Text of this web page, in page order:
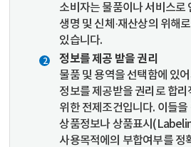
소비자는 물품이나 서비스로
생명 및 신체·재산상의 위해
있습니다.
정보를 제공 받을 권리
물품 및 용역을 선택함에 있
정보를 제공받을 권리로 합리
위한 전제조건입니다. 이들
상품정보나 상품표시
사용목적에의 부합여부를 정